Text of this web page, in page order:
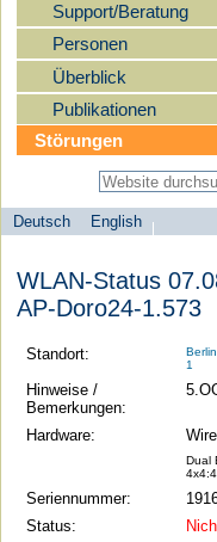
Support/Beratung
Personen
Überblick
Publikationen
Störungen
Sprachauswahl
Deutsch
English
search-
Universität
zu
Berlin
Computer-
und
WLAN-Status
AP-Doro24-1.573
Standort:
1
Hinweise /
Bemerkungen:
Hardware:
Dual
Seriennummer:
Status: